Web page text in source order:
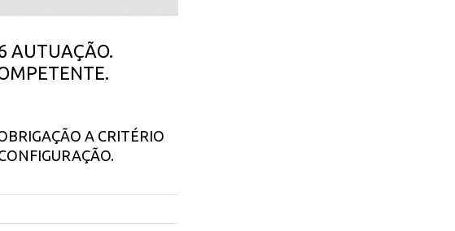
AUTUAÇÃO.
A CRITÉRIO